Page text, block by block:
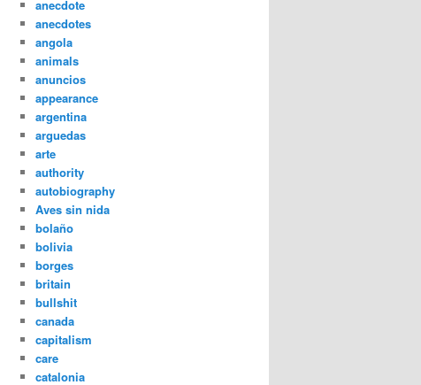
anecdote
anecdotes
angola
animals
anuncios
appearance
argentina
arguedas
arte
authority
autobiography
Aves sin nida
bolaño
bolivia
borges
britain
bullshit
canada
capitalism
care
catalonia